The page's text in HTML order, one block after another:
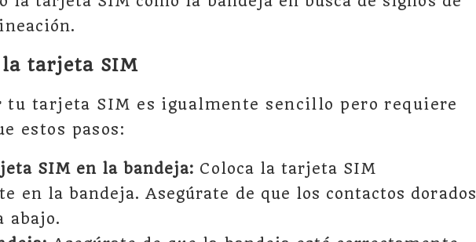
tarjeta SIM
tu tarjeta SIM es igualmente sencillo pero requiere
estos pasos:
SIM en la bandeja: Coloca la tarjeta SIM
en la bandeja. Asegúrate de que los contactos dorados
abajo.